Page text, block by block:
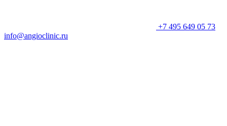
+7 495 649 05 73
info@angioclinic.ru